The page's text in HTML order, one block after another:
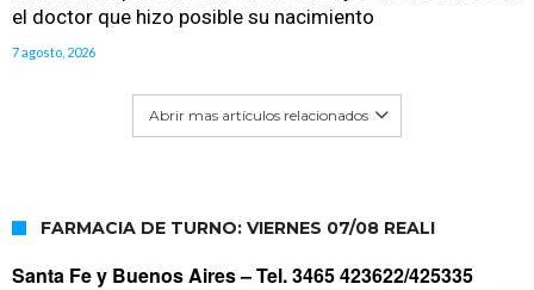
el doctor que hizo posible su nacimiento
7 agosto, 2026
Abrir mas artículos relacionados
FARMACIA DE TURNO: VIERNES 07/08 REALI
Santa Fe y Buenos Aires –Tel. 3465 423622/425335